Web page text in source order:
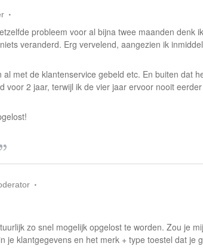
probleem voor al bijna twee maanden denk
veranderd. Erg vervelend, aangezien ik
al met de klantenservice gebeld etc. En buiten dat
voor 2 jaar, terwijl ik de vier jaar ervoor nooit
zo snel mogelijk opgelost te worden. Zou je
je klantgegevens en het merk + type toestel dat je